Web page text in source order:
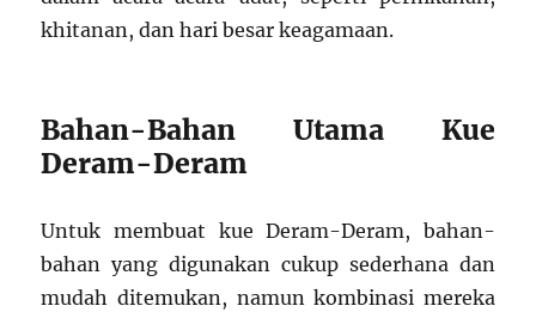
khitanan, dan hari besar keagamaan.
Bahan-Bahan Utama Kue
Deram-Deram
Untuk membuat kue Deram-Deram, bahan-
bahan yang digunakan cukup sederhana dan
mudah ditemukan, namun kombinasi mereka